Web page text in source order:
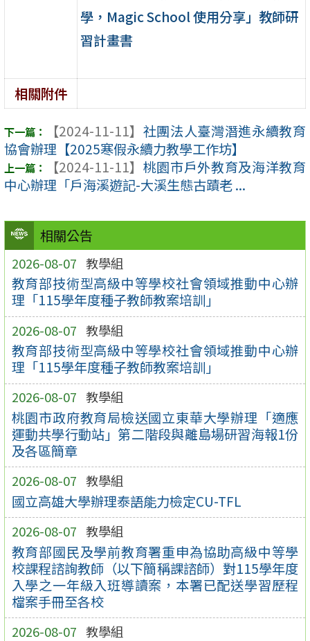
相關公告
2026-08-07 教學組
教育部技術型高級中等學校社會領域推動中心辦
理「115學年度種子教師教案培訓」
2026-08-07 教學組
教育部技術型高級中等學校社會領域推動中心辦
理「115學年度種子教師教案培訓」
2026-08-07 教學組
桃園市政府教育局檢送國立東華大學辦理「適應
運動共學行動站」第二階段與離島場研習海報1份
及各區簡章
2026-08-07 教學組
國立高雄大學辦理泰語能力檢定CU-TFL
2026-08-07 教學組
教育部國民及學前教育署重申為協助高級中等學
校課程諮詢教師（以下簡稱課諮師）對115學年度
入學之一年級入班導讀案，本署已配送學習歷程
檔案手冊至各校
2026-08-07 教學組
學，Magic School 使用分享」教師研
習計畫書
相關附件
【2024-11-11】 社團法人臺灣潛進永續教育
協會辦理【2025寒假永續力教學工作坊】
【2024-11-11】 桃園市戶外教育及海洋教育
中心辦理「戶海溪遊記-大溪生態古蹟老 ...